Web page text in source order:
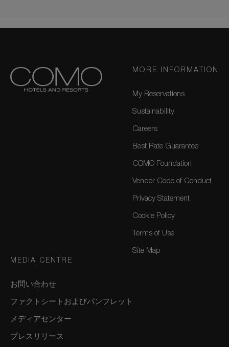
MORE INFORMATION
My Reservations
Sustainability
Careers
Best Rate Guarantee
COMO Foundation
Vendor Code of Conduct
Privacy Statement
Cookie Policy
Terms of Use
Site Map
MEDIA CENTRE
お問い合わせ
ファクトシートおよびパンフレット
メディアセンター
プレスリリース